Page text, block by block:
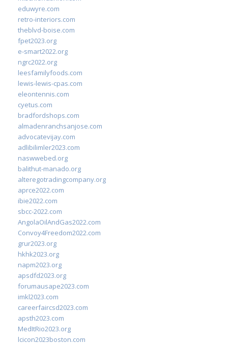
eduwyre.com
retro-interiors.com
theblvd-boise.com
fpet2023.org
e-smart2022.org
ngrc2022.org
leesfamilyfoods.com
lewis-lewis-cpas.com
eleontennis.com
cyetus.com
bradfordshops.com
almadenranchsanjose.com
advocatevijay.com
adlibilimler2023.com
naswwebed.org
balithut-manado.org
alteregotradingcompany.org
aprce2022.com
ibie2022.com
sbcc-2022.com
AngolaOilAndGas2022.com
Convoy4Freedom2022.com
grur2023.org
hkhk2023.org
napm2023.org
apsdfd2023.org
forumausape2023.com
imkl2023.com
careerfaircsd2023.com
apsth2023.com
MedItRio2023.org
lcicon2023boston.com